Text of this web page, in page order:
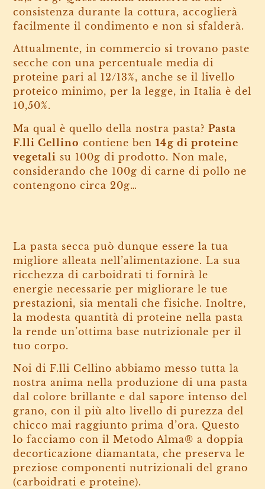
consistenza durante la cottura, accoglierà
facilmente il condimento e non si sfalderà.
Attualmente, in commercio si trovano paste
secche con una percentuale media di
proteine pari al 12/13%, anche se il livello
proteico minimo, per la legge, in Italia è del
10,50%.
Ma qual è quello della nostra pasta?Pasta
F.lli Cellino contiene ben14g di proteine
vegetali su 100g di prodotto. Non male,
considerando che 100g di carne di pollo ne
contengono circa 20g…
La pasta secca può dunque essere la tua
migliore alleata nell’alimentazione. La sua
ricchezza di carboidrati ti fornirà le
energie necessarie per migliorare le tue
prestazioni, sia mentali che fisiche. Inoltre,
la modesta quantità di proteine nella pasta
la rende un’ottima base nutrizionale per il
tuo corpo.
Noi di F.lli Cellino abbiamo messo tutta la
nostra anima nella produzione di una pasta
dal colore brillante e dal sapore intenso del
grano, con il più alto livello di purezza del
chicco mai raggiunto prima d’ora. Questo
lo facciamo con il Metodo Alma® a doppia
decorticazione diamantata, che preserva le
preziose componenti nutrizionali del grano
(carboidrati e proteine).